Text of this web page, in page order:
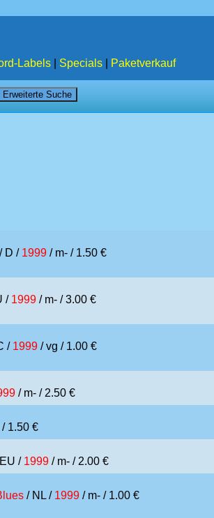
Labels Specials Paketverkauf
/ D / 1999 / m- / 1.50 €
/ 1999 / m- / 3.00 €
/ 1999 / vg / 1.00 €
/ m- / 2.50 €
/ 1.50 €
/ 1999 / m- / 2.00 €
/ NL / 1999 / m- / 1.00 €